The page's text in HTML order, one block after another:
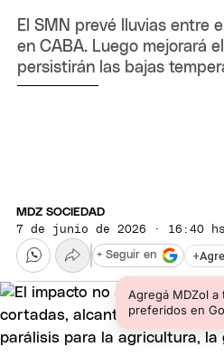
El SMN prevé lluvias entre
en CABA. Luego mejorará
persistirán las bajas
MDZ SOCIEDAD
7 de junio de 2026 · 16:40 hs
+
Agregá MDZol a
preferidos en
+ Seguir en